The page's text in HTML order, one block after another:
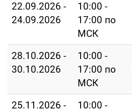
22.09.2026 -
24.09.2026
10:00 -
17:00 по
МСК
28.10.2026 -
30.10.2026
10:00 -
17:00 по
МСК
25.11.2026 -
10:00 -